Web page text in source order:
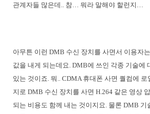
관계자들 많은데.. 참… 뭐라 말해야 할런지…
아무튼 이런 DMB 수신 장치를 사면서 이용자
값을 내게 되는데요. DMB에 쓰인 각종 기술에
있는 것이죠. 뭐.. CDMA 휴대폰 사면 퀄컴에
지로 DMB 수신 장치를 사면 H.264 같은 영상
되는 비용도 함께 내는 것이지요. 물론 DMB 기